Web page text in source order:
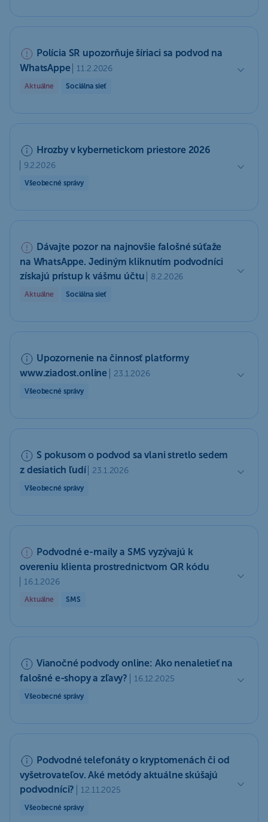
Polícia SR upozorňuje šíriaci sa podvod na
WhatsAppe
11.2.2026
Aktuálne Sociálna sieť
Hrozby v kybernetickom priestore 2026
9.2.2026
Všeobecné správy
Dávajte pozor na najnovšie falošné súťaže
na WhatsAppe. Jediným kliknutím podvodníci
získajú prístup k vášmu účtu
8.2.2026
Aktuálne Sociálna sieť
Upozornenie na činnosť platformy
www.ziadost.online
23.1.2026
Všeobecné správy
S pokusom o podvod sa vlani stretlo sedem
z desiatich ľudí
23.1.2026
Všeobecné správy
Podvodné e-maily a SMS vyzývajú k
overeniu klienta prostrednictvom QR kódu
16.1.2026
Aktuálne SMS
Vianočné podvody online: Ako nenaletieť na
falošné e-shopy a zľavy?
16.12.2025
Všeobecné správy
Podvodné telefonáty o kryptomenách či od
vyšetrovateľov. Aké metódy aktuálne skúšajú
podvodníci?
12.11.2025
Všeobecné správy